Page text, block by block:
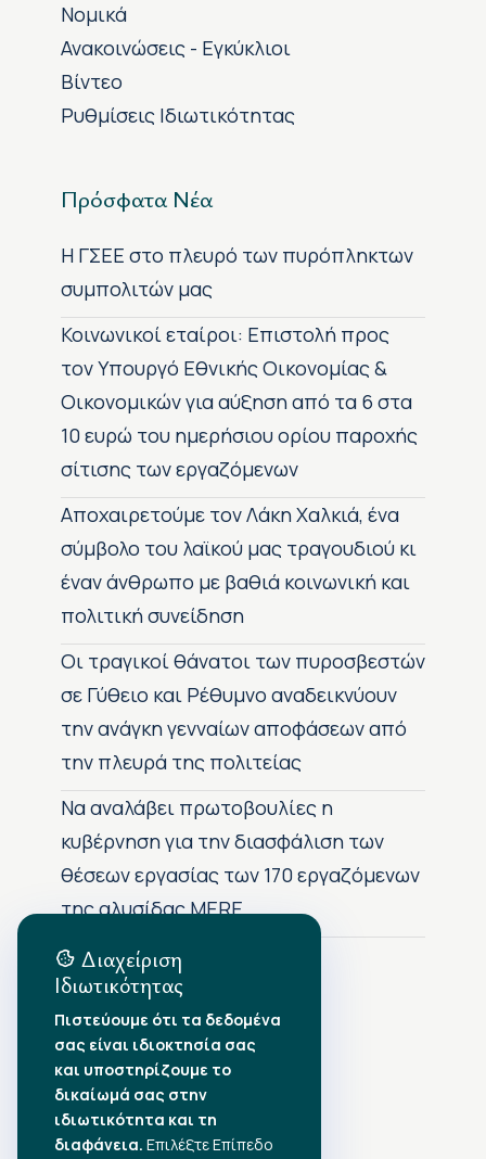
Νομικά
Ανακοινώσεις - Εγκύκλιοι
Βίντεο
Ρυθμίσεις Ιδιωτικότητας
Πρόσφατα Νέα
H ΓΣΕΕ στο πλευρό των πυρόπληκτων
συμπολιτών μας
Κοινωνικοί εταίροι: Επιστολή προς
τον Υπουργό Εθνικής Οικονομίας &
Οικονομικών για αύξηση από τα 6 στα
10 ευρώ του ημερήσιου ορίου παροχής
σίτισης των εργαζόμενων
Αποχαιρετούμε τον Λάκη Χαλκιά, ένα
σύμβολο του λαϊκού μας τραγουδιού κι
έναν άνθρωπο με βαθιά κοινωνική και
πολιτική συνείδηση
Οι τραγικοί θάνατοι των πυροσβεστών
σε Γύθειο και Ρέθυμνο αναδεικνύουν
την ανάγκη γενναίων αποφάσεων από
την πλευρά της πολιτείας
Να αναλάβει πρωτοβουλίες η
κυβέρνηση για την διασφάλιση των
θέσεων εργασίας των 170 εργαζόμενων
της αλυσίδας MERE
Αρχείο Δημοσιεύσεων
•Αύγουστος 2026
•Ιούλιος 2026
•Ιούνιος 2026
•Μάιος 2026
•Απρίλιος 2026
Διαχείριση
Ιδιωτικότητας
Πιστεύουμε ότι τα δεδομένα
σας είναι ιδιοκτησία σας
και υποστηρίζουμε το
δικαίωμά σας στην
ιδιωτικότητα και τη
διαφάνεια. Επιλέξτε Επίπεδο